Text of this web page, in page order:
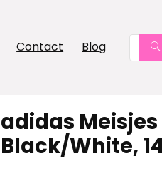
Contact Blog
adidas
Black/White,